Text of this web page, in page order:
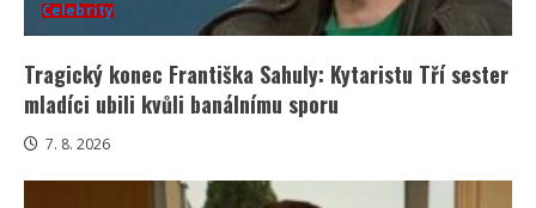
Celebrity
Tragický konec Františka Sahuly: Kytaristu Tří sester
mladíci ubili kvůli banálnímu sporu
7. 8. 2026